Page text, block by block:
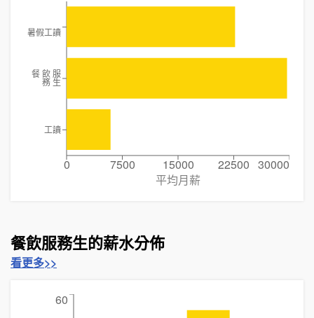
0 7500 15000 22500 30000
平均月薪
暑假工讀
餐 飲 服
務 生
工讀
餐飲服務生的薪水分佈
看更多>>
60